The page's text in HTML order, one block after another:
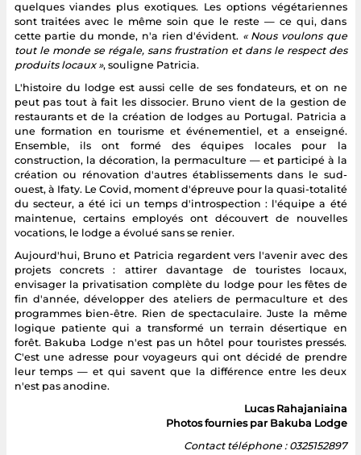
quelques viandes plus exotiques. Les options végétariennes
sont traitées avec le même soin que le reste — ce qui, dans
cette partie du monde, n'a rien d'évident. « Nous voulons que
tout le monde se régale, sans frustration et dans le respect des
produits locaux », souligne Patricia.
L'histoire du lodge est aussi celle de ses fondateurs, et on ne
peut pas tout à fait les dissocier. Bruno vient de la gestion de
restaurants et de la création de lodges au Portugal. Patricia a
une formation en tourisme et événementiel, et a enseigné.
Ensemble, ils ont formé des équipes locales pour la
construction, la décoration, la permaculture — et participé à la
création ou rénovation d'autres établissements dans le sud-
ouest, à Ifaty. Le Covid, moment d'épreuve pour la quasi-totalité
du secteur, a été ici un temps d'introspection : l'équipe a été
maintenue, certains employés ont découvert de nouvelles
vocations, le lodge a évolué sans se renier.
Aujourd'hui, Bruno et Patricia regardent vers l'avenir avec des
projets concrets : attirer davantage de touristes locaux,
envisager la privatisation complète du lodge pour les fêtes de
fin d'année, développer des ateliers de permaculture et des
programmes bien-être. Rien de spectaculaire. Juste la même
logique patiente qui a transformé un terrain désertique en
forêt. Bakuba Lodge n'est pas un hôtel pour touristes pressés.
C'est une adresse pour voyageurs qui ont décidé de prendre
leur temps — et qui savent que la différence entre les deux
n'est pas anodine.
Lucas Rahajaniaina
Photos fournies par Bakuba Lodge
Contact téléphone : 0325152897